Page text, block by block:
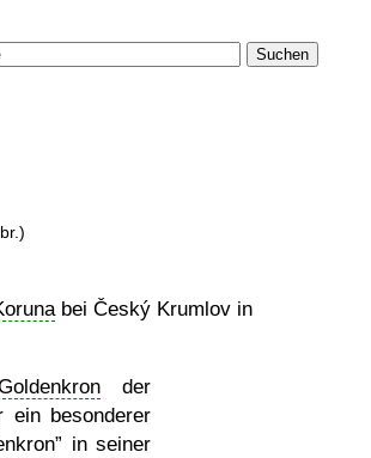
Suchen
bei Český Krumlov in
der
ein besonderer
in seiner